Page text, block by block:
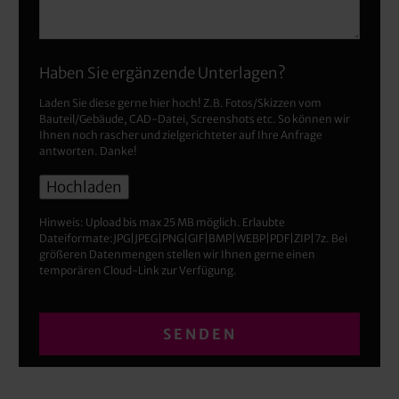
Haben Sie ergänzende Unterlagen?
Laden Sie diese gerne hier hoch! Z.B. Fotos/Skizzen vom
Bauteil/Gebäude, CAD-Datei, Screenshots etc. So können wir
Ihnen noch rascher und zielgerichteter auf Ihre Anfrage
antworten. Danke!
Hinweis: Upload bis max 25 MB möglich. Erlaubte
Dateiformate:JPG|JPEG|PNG|GIF|BMP|WEBP|PDF|ZIP|7z. Bei
größeren Datenmengen stellen wir Ihnen gerne einen
temporären Cloud-Link zur Verfügung.